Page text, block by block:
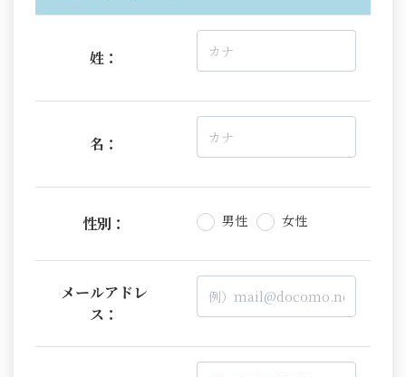
姓：
名：
性別： 男性 女性
メールアドレ
ス：